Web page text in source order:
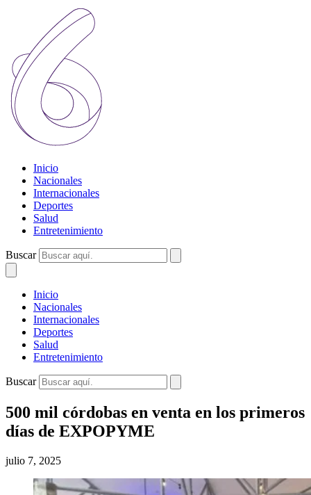
Inicio
Nacionales
Internacionales
Deportes
Salud
Entretenimiento
Buscar
Inicio
Nacionales
Internacionales
Deportes
Salud
Entretenimiento
Buscar
500 mil córdobas en venta en los primeros
días de EXPOPYME
julio 7, 2025